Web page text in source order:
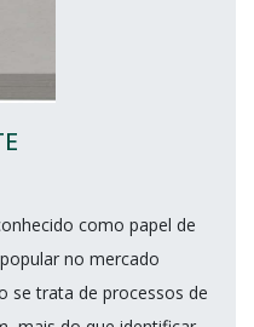
como papel de
no mercado
se trata de processos de